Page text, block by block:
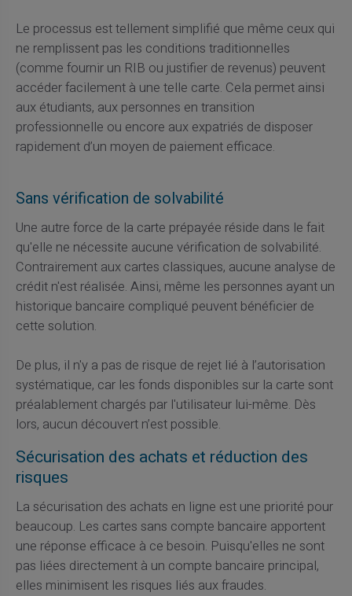
Le processus est tellement simplifié que même ceux qui
ne remplissent pas les conditions traditionnelles
(comme fournir un RIB ou justifier de revenus) peuvent
accéder facilement à une telle carte. Cela permet ainsi
aux étudiants, aux personnes en transition
professionnelle ou encore aux expatriés de disposer
rapidement d’un moyen de paiement efficace.
Sans vérification de solvabilité
Une autre force de la carte prépayée réside dans le fait
qu'elle ne nécessite aucune vérification de solvabilité.
Contrairement aux cartes classiques, aucune analyse de
crédit n'est réalisée. Ainsi, même les personnes ayant un
historique bancaire compliqué peuvent bénéficier de
cette solution.
De plus, il n'y a pas de risque de rejet lié à l’autorisation
systématique, car les fonds disponibles sur la carte sont
préalablement chargés par l'utilisateur lui-même. Dès
lors, aucun découvert n’est possible.
Sécurisation des achats et réduction des
risques
La sécurisation des achats en ligne est une priorité pour
beaucoup. Les cartes sans compte bancaire apportent
une réponse efficace à ce besoin. Puisqu'elles ne sont
pas liées directement à un compte bancaire principal,
elles minimisent les risques liés aux fraudes.